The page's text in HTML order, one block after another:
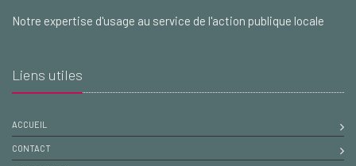
Notre expertise d'usage au service de l'action publique locale
Liens utiles
ACCUEIL
CONTACT